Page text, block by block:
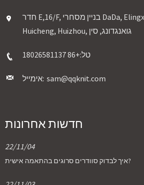
חדר E,16/F, בניין מסחרי DaDa, Elingxi Road,
Huicheng, Huizhou, גואנגדונג, סין
טל:+86 18026581137
אימייל: sam@qqknit.com
חדשות אחרונות
22/11/04
איך לבדוק סוודרים סרוגים בהתאמה אישית?